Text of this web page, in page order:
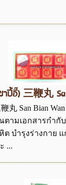
าปี้อี๊) 三鞭丸
丸 San Bian
ามเอกสารกำกับ
บำรุงร่างกาย
...